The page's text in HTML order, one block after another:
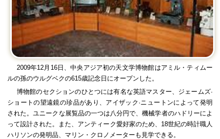
2009年12月 16日、中央アジア初の天文学博物館はアミル・ティムー
ルの孫のウルグベクの615歳記念日にオープンした。
博物館のセクションのひとつには有名な英語マスター、ジェームズ·
ショートの望遠鏡の珍品があり、アイザック·ニュートンによって発明
された。ユニークな展覧品の一つは八分円で、機械学者のハドリーによ
って設計された。また、アンティーク愛好家のため、 18世紀の時計職人
ハリソンの発明品、マリン・クロノメーターも見学できる。